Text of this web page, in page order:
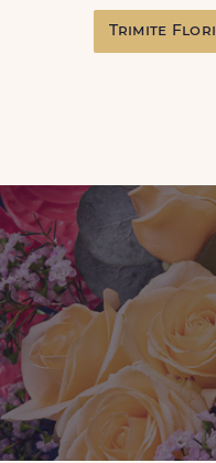
Trimite Flori